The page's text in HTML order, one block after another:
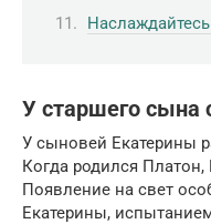
У старшего сына
У сыновей Екатерины
Когда родился Платон,
Появление на свет
Екатерины,